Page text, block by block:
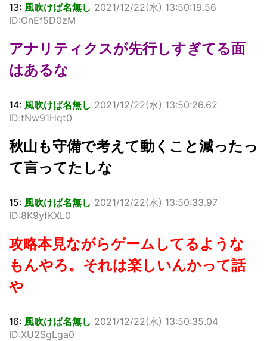
13: 風吹けば名無し 2021/12/22(水) 13:50:19.56
ID:OnEf5D0zM
アナリティクスが先行しすぎてる面
はあるな
14: 風吹けば名無し 2021/12/22(水) 13:50:26.62
ID:tNw91Hqt0
秋山も守備で考えて動くこと減ったっ
て言ってたしな
15: 風吹けば名無し 2021/12/22(水) 13:50:33.97
ID:8K9yfKXL0
攻略本見ながらゲームしてるような
もんやろ。それは楽しいんかって話
や
16: 風吹けば名無し 2021/12/22(水) 13:50:35.04
ID:XU2SgLga0